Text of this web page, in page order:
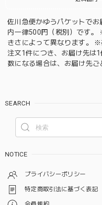
佐川急便かゆうパケットで
内一律500円（税別）です
きさによって異なります。
注文1件につき、お届け先は
数になる場合は、お届け先ご
SEARCH
NOTICE
プライバシーポリシー
特定商取引法に基づく表記